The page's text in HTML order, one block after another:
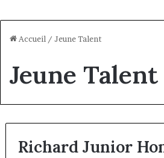
Accueil / Jeune Talent
Jeune Talent
Richard Junior